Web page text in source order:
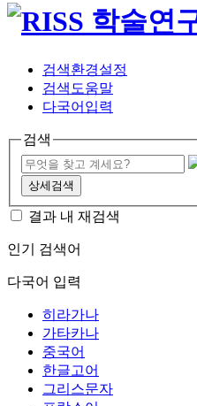
검색환경설정
검색도움말
다국어입력
검색
상세검색
결과 내 재검색
인기 검색어
다국어 입력
히라가나
가타카나
중국어
한글고어
그리스문자